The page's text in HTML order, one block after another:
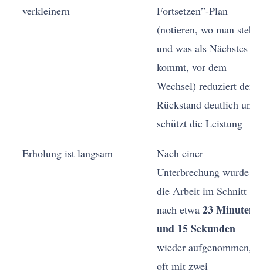
verkleinern
Fortsetzen”-Plan
(notieren, wo man steht
und was als Nächstes
kommt, vor dem
Wechsel) reduziert den
Rückstand deutlich und
schützt die Leistung
Erholung ist langsam
Nach einer
Unterbrechung wurde
die Arbeit im Schnitt
nach etwa23 Minuten
und 15 Sekunden
wieder aufgenommen,
oft mit zwei